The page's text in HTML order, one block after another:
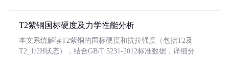
T2紫铜国标硬度及力学性能分析
本文系统解读T2紫铜的国标硬度和抗拉强度（包括T2及
T2_1/2H状态），结合GB/T 5231-2012标准数据，详细分